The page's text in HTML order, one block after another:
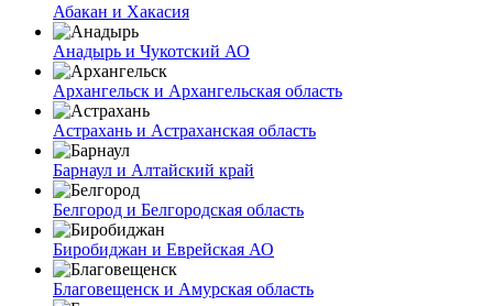
Абакан и Хакасия
Анадырь и Чукотский АО
Архангельск и Архангельская область
Астрахань и Астраханская область
Барнаул и Алтайский край
Белгород и Белгородская область
Биробиджан и Еврейская АО
Благовещенск и Амурская область